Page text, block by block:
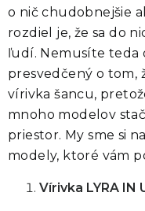
o nič chudobnejšie
rozdiel je, že sa do
ľudí. Nemusíte teda
presvedčený o tom,
vírivka šancu,
mnoho modelov
priestor. My sme si
modely, ktoré vám
Vírivka LYRA IN